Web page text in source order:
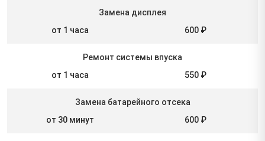
Замена дисплея
от 1 часа
600 ₽
Ремонт системы впуска
от 1 часа
550 ₽
Замена батарейного отсека
от 30 минут
600 ₽